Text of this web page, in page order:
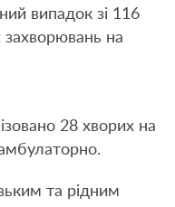
випадок зі 116
на
28 хворих на
та рідним